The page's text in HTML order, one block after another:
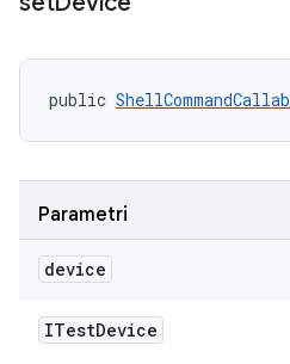
public
Parametri
device
ITestDevice